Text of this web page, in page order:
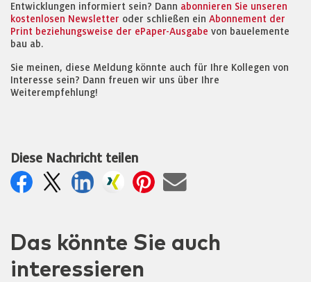
Entwicklungen informiert sein? Dann abonnieren Sie unseren
kostenlosen Newsletter oder schließen ein Abonnement der
Print beziehungsweise der ePaper-Ausgabe von bauelemente
bau ab.
Sie meinen, diese Meldung könnte auch für Ihre Kollegen von
Interesse sein? Dann freuen wir uns über Ihre
Weiterempfehlung!
Diese Nachricht teilen
Das könnte Sie auch
interessieren